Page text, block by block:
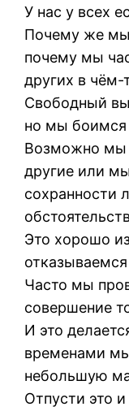
У нас у всех
Почему же мы
почему мы
других в чём-
Свободный
но мы боимся
Возможно мы
другие или
сохранности
Это хорошо
Часто мы
совершение
И это
временами
небольшую
Отпусти это